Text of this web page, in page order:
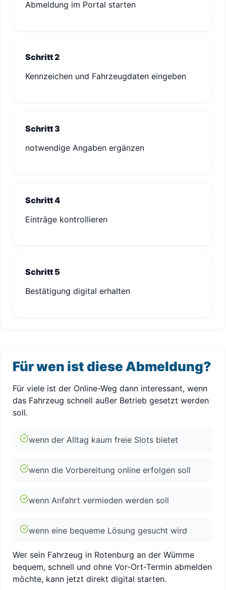
Abmeldung im Portal starten
Schritt 2
Kennzeichen und Fahrzeugdaten eingeben
Schritt 3
notwendige Angaben ergänzen
Schritt 4
Einträge kontrollieren
Schritt 5
Bestätigung digital erhalten
Für wen ist diese Abmeldung?
Für viele ist der Online-Weg dann interessant, wenn
das Fahrzeug schnell außer Betrieb gesetzt werden
soll.
wenn der Alltag kaum freie Slots bietet
wenn die Vorbereitung online erfolgen soll
wenn Anfahrt vermieden werden soll
wenn eine bequeme Lösung gesucht wird
Wer sein Fahrzeug in Rotenburg an der Wümme
bequem, schnell und ohne Vor-Ort-Termin abmelden
möchte, kann jetzt direkt digital starten.